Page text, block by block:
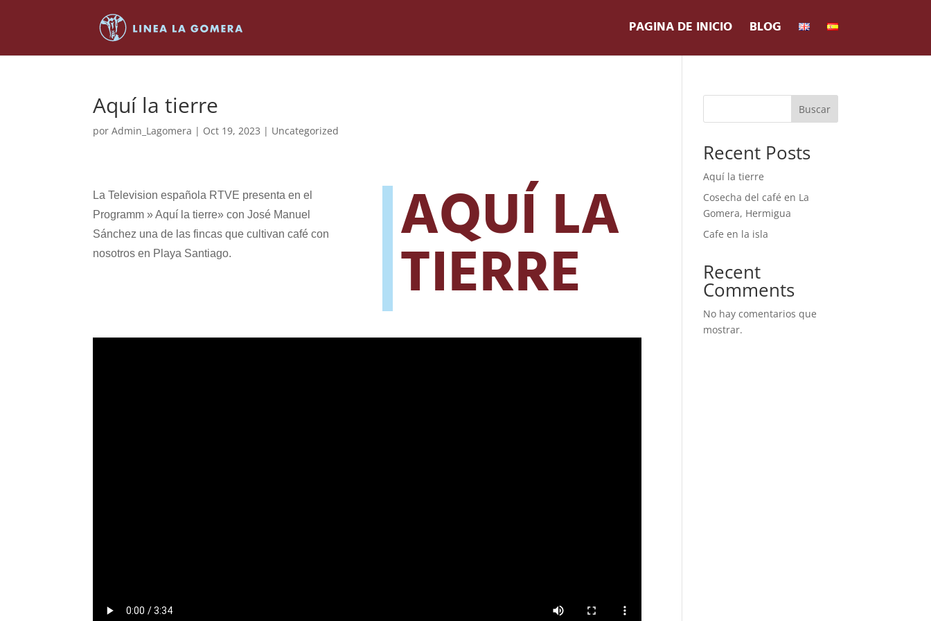
PAGINA DE INICIO BLOG
Aquí la tierre
porAdmin_Lagomera | Oct 19, 2023 | Uncategorized
La Television española RTVE presenta en el
Programm » Aquí la tierre» con José Manuel
Sánchez una de las fincas que cultivan café con
nosotros en Playa Santiago.
AQUÍ LA
TIERRE
Buscar
Recent Posts
Aquí la tierre
Cosecha del café en La
Gomera, Hermigua
Cafe en la isla
Recent
Comments
No hay comentarios que
mostrar.